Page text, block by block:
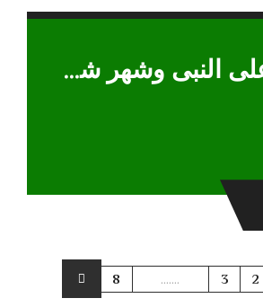
الصلاة على النبى وشهر شعبان
2
3
.......
8